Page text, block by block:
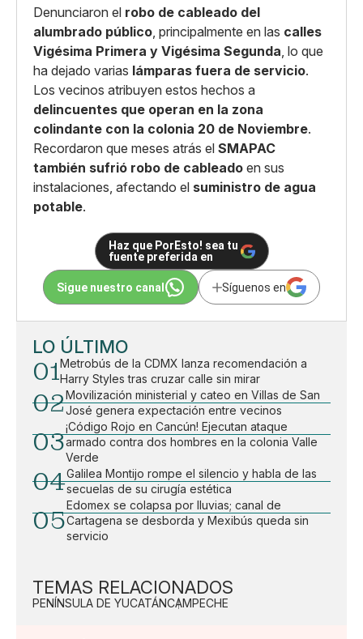
Denunciaron el robo de cableado del
alumbrado público, principalmente en las calles
Vigésima Primera y Vigésima Segunda, lo que
ha dejado varias lámparas fuera de servicio.
Los vecinos atribuyen estos hechos a
delincuentes que operan en la zona
colindante con la colonia 20 de Noviembre.
Recordaron que meses atrás el SMAPAC
también sufrió robo de cableado en sus
instalaciones, afectando el suministro de agua
potable.
Haz que PorEsto! sea tu
fuente preferida en
Sigue nuestro canal Síguenos en
LO ÚLTIMO
01Metrobús de la CDMX lanza recomendación a
Harry Styles tras cruzar calle sin mirar
02Movilización ministerial y cateo en Villas de San
José genera expectación entre vecinos
03
¡Código Rojo en Cancún! Ejecutan ataque
armado contra dos hombres en la colonia Valle
Verde
04Galilea Montijo rompe el silencio y habla de las
secuelas de su cirugía estética
05
Edomex se colapsa por lluvias; canal de
Cartagena se desborda y Mexibús queda sin
servicio
TEMAS RELACIONADOS
PENÍNSULA DE YUCATÁNCAMPECHE